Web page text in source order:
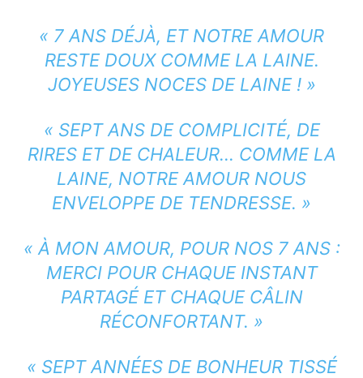
« 7 ANS DÉJÀ, ET NOTRE AMOUR
RESTE DOUX COMME LA LAINE.
JOYEUSES NOCES DE LAINE ! »
« SEPT ANS DE COMPLICITÉ, DE
RIRES ET DE CHALEUR… COMME LA
LAINE, NOTRE AMOUR NOUS
ENVELOPPE DE TENDRESSE. »
« À MON AMOUR, POUR NOS 7 ANS :
MERCI POUR CHAQUE INSTANT
PARTAGÉ ET CHAQUE CÂLIN
RÉCONFORTANT. »
« SEPT ANNÉES DE BONHEUR TISSÉ